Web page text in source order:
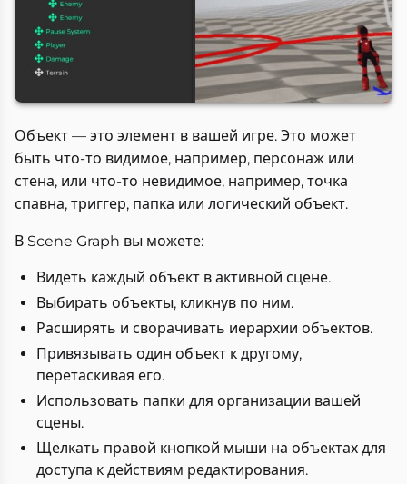
Объект — это элемент в вашей игре. Это может
быть что-то видимое, например, персонаж или
стена, или что-то невидимое, например, точка
спавна, триггер, папка или логический объект.
В Scene Graph вы можете:
Видеть каждый объект в активной сцене.
Выбирать объекты, кликнув по ним.
Расширять и сворачивать иерархии объектов.
Привязывать один объект к другому,
перетаскивая его.
Использовать папки для организации вашей
сцены.
Щелкать правой кнопкой мыши на объектах для
доступа к действиям редактирования.